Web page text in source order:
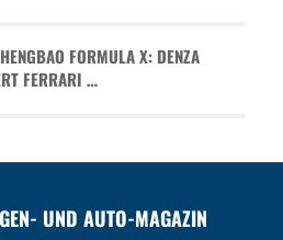
FORMULA X: DENZA
FERRARI …
UND AUTO-MAGAZIN